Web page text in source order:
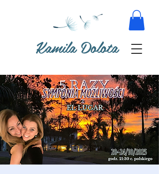
Kamila Dolota